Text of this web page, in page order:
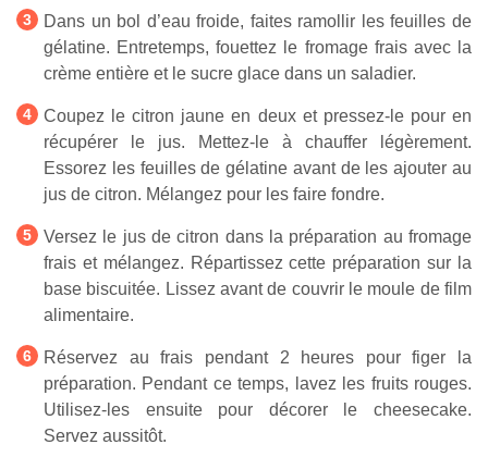
Dans un bol d’eau froide, faites ramollir les feuilles de
gélatine. Entretemps, fouettez le fromage frais avec la
crème entière et le sucre glace dans un saladier.
Coupez le citron jaune en deux et pressez-le pour en
récupérer le jus. Mettez-le à chauffer légèrement.
Essorez les feuilles de gélatine avant de les ajouter au
jus de citron. Mélangez pour les faire fondre.
Versez le jus de citron dans la préparation au fromage
frais et mélangez. Répartissez cette préparation sur la
base biscuitée. Lissez avant de couvrir le moule de film
alimentaire.
Réservez au frais pendant 2 heures pour figer la
préparation. Pendant ce temps, lavez les fruits rouges.
Utilisez-les ensuite pour décorer le cheesecake.
Servez aussitôt.